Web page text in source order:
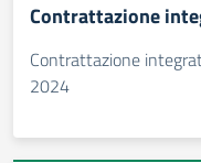
Contrattazione
Contrattazione
2024